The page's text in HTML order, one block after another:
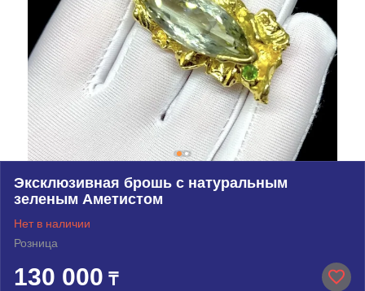
Эксклюзивная брошь с натуральным
зеленым Аметистом
Нет в наличии
Розница
130 000 ₸